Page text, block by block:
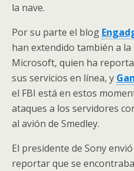
la nave.
Por su parte el blog
han extendido también a la
Microsoft, quien ha
sus servicios en línea, y
el FBI está en estos
ataques a los servidores
al avión de Smedley.
El presidente de Sony
reportar que se